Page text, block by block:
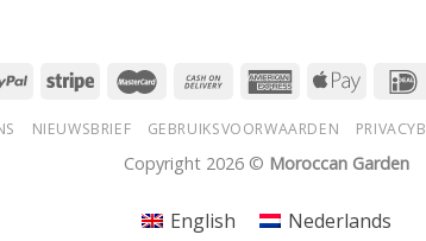
NIEUWSBRIEF GEBRUIKSVOORWAARDEN
Copyright 2026 © Moroccan Garden
English Nederlands